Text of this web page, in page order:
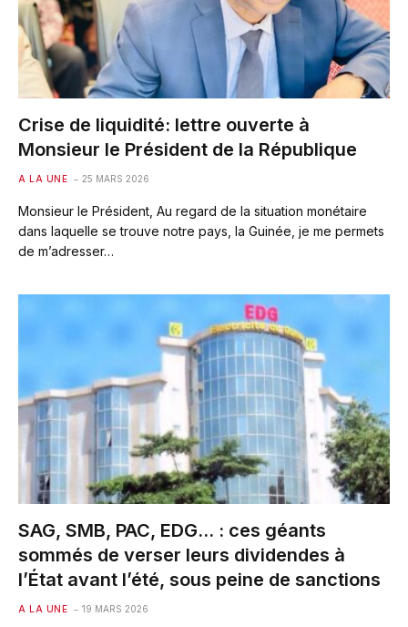
Crise de liquidité: lettre ouverte à
Monsieur le Président de la République
A LA UNE 25 MARS 2026
Monsieur le Président, Au regard de la situation monétaire
dans laquelle se trouve notre pays, la Guinée, je me permets
de m’adresser…
SAG, SMB, PAC, EDG… : ces géants
sommés de verser leurs dividendes à
l’État avant l’été, sous peine de sanctions
A LA UNE 19 MARS 2026